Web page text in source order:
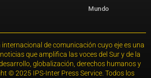
Mundo
de comunicación cuyo eje es una
que amplifica las voces del Sur y de la
globalización, derechos humanos y
© 2025 IPS-Inter Press Service. Todos los